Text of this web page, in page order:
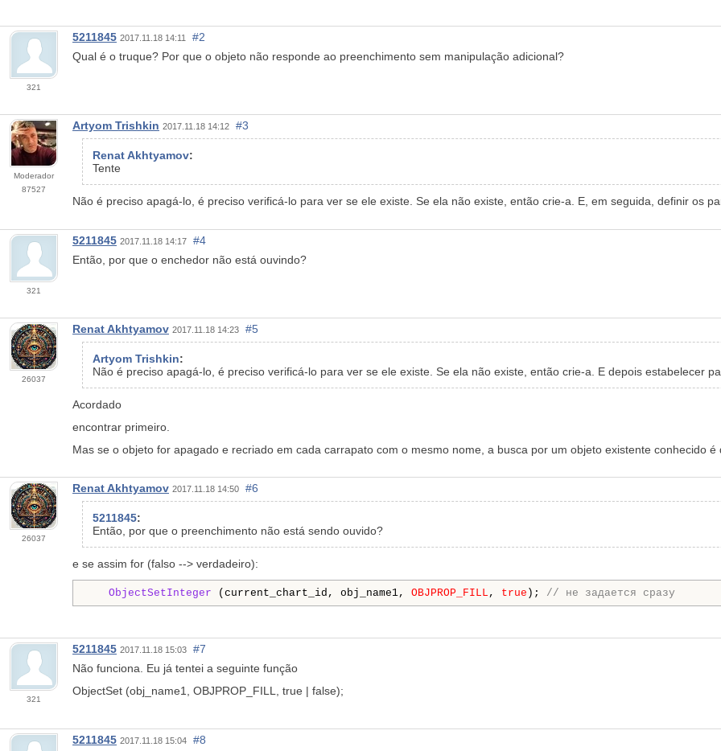
321
5211845 2017.11.18 14:11
#2
Qual é o truque? Por que o objeto não responde ao preenchimento sem manipulação adicional?
Moderador
87527
Artyom Trishkin 2017.11.18 14:12 #3
Renat Akhtyamov:
Tente
Não é preciso apagá-lo, é preciso verificá-lo para ver se ele existe. Se ela não existe, então crie-a. E, em seguida, definir os
321
5211845 2017.11.18 14:17
#4
Então, por que o enchedor não está ouvindo?
26037
Renat Akhtyamov 2017.11.18 14:23 #5
Artyom Trishkin:
Não é preciso apagá-lo, é preciso verificá-lo para ver se ele existe. Se ela não existe, então crie-a. E depois estabelecer
Acordado
encontrar primeiro.
Mas se o objeto for apagado e recriado em cada carrapato com o mesmo nome, a busca por um objeto existente conhecido é
26037
Renat Akhtyamov 2017.11.18 14:50 #6
5211845:
Então, por que o preenchimento não está sendo ouvido?
e se assim for (falso --> verdadeiro):
ObjectSetInteger (current_chart_id, obj_name1, OBJPROP_FILL , true ); // не задается сразу
321
5211845 2017.11.18 15:03
#7
Não funciona. Eu já tentei a seguinte função
ObjectSet (obj_name1, OBJPROP_FILL, true | false);
5211845 2017.11.18 15:04
#8